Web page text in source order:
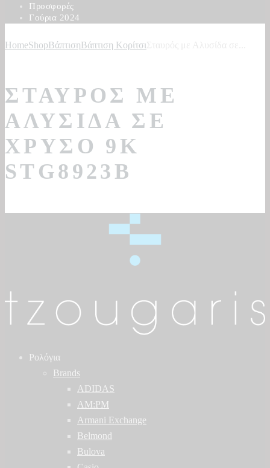
Προσφορές
Γούρια 2024
HomeShopΒάπτισηΒάπτιση Κορίτσι
ΣΤΑΥΡΌΣ ΜΕ
ΑΛΥΣΊΔΑ ΣΕ
ΧΡΥΣΌ 9Κ
STG8923B
Ρολόγια
Brands
ADIDAS
AM:PM
Armani Exchange
Belmond
Bulova